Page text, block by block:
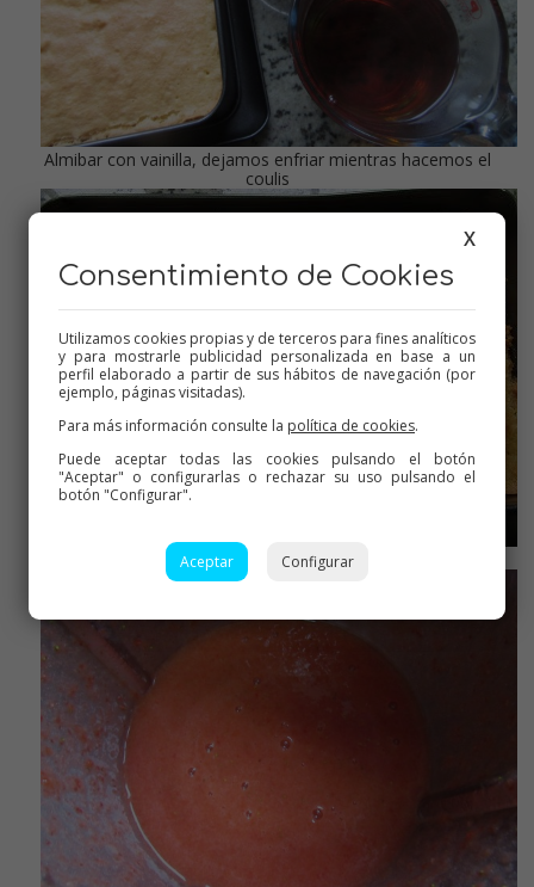
Almibar con vainilla, dejamos enfriar mientras hacemos el
coulis
Almibaramos el bizcocho con todo el almíbar,
X
Consentimiento de Cookies
Utilizamos cookies propias y de terceros para fines analíticos
y para mostrarle publicidad personalizada en base a un
perfil elaborado a partir de sus hábitos de navegación (por
ejemplo, páginas visitadas).
Para más información consulte la política de cookies.
Puede aceptar todas las cookies pulsando el botón
"Aceptar" o configurarlas o rechazar su uso pulsando el
botón "Configurar".
Aceptar Configurar